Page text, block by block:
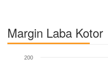
Margin Laba Kotor
200